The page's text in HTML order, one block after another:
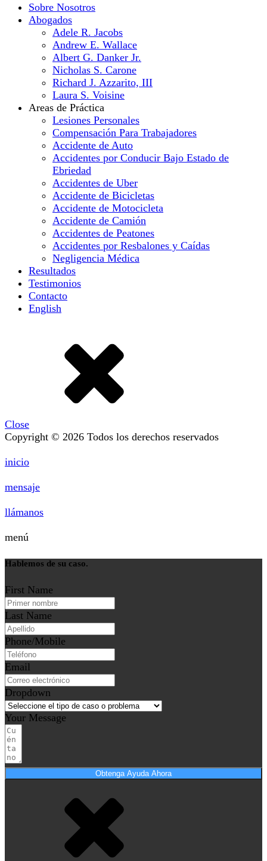
Sobre Nosotros
Abogados
Adele R. Jacobs
Andrew E. Wallace
Albert G. Danker Jr.
Nicholas S. Carone
Richard J. Azzarito, III
Laura S. Voisine
Areas de Práctica
Lesiones Personales
Compensación Para Trabajadores
Accidente de Auto
Accidentes por Conducir Bajo Estado de
Ebriedad
Accidentes de Uber
Accidente de Bicicletas
Accidente de Motocicleta
Accidente de Camión
Accidentes de Peatones
Accidentes por Resbalones y Caídas
Negligencia Médica
Resultados
Testimonios
Contacto
English
Close
Copyright © 2026 Todos los derechos reservados
inicio
mensaje
llámanos
menú
Hablemos de su caso.
First Name
Last Name
Phone/Mobile
Email
Dropdown
Your Message
Obtenga Ayuda Ahora